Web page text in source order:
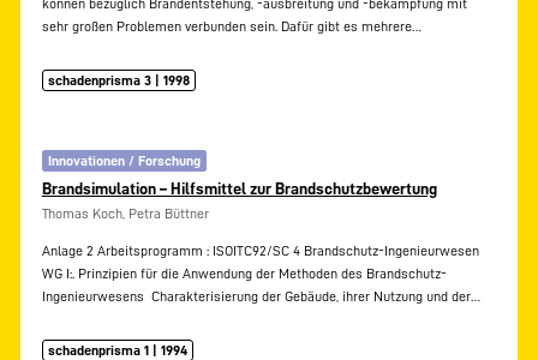
können bezüglich Brandentstehung, -ausbreitung und -bekämpfung mit
sehr großen Problemen verbunden sein. Dafür gibt es mehrere…
schadenprisma 3 | 1998
Innovationen / Forschung
Brandsimulation – Hilfsmittel zur Brandschutzbewertung
Thomas Koch, Petra Büttner
Anlage 2 Arbeitsprogramm : ISOITC92/SC 4 Brandschutz-Ingenieurwesen
WG I:. Prinzipien für die Anwendung der Methoden des Brandschutz-
Ingenieurwesens  Charakterisierung der Gebäude, ihrer Nutzung und der…
schadenprisma 1 | 1994